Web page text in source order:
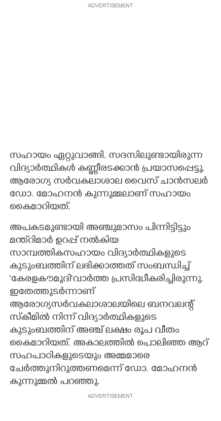
ADVERTISEMENT
സഹായം ഏറ്റുവാങ്ങി. സദസിലുണ്ടായിരുന്ന
വിദ്യാർത്ഥികൾ കണ്ണീരടക്കാൻ പ്രയാസപ്പെട്ടു.
ആരോഗ്യ സർവകലാശാല വൈസ് ചാൻസലർ
ഡോ. മോഹനൻ കുന്നുമ്മലാണ് സഹായം
കൈമാറിയത്.
അപകടമുണ്ടായി അഞ്ചുമാസം പിന്നിട്ടിട്ടും
മന്ത്റിമാർ ഉറപ്പ് നൽകിയ
സാമ്പത്തികസഹായം വിദ്യാർത്ഥികളുടെ
കുടുംബത്തിന് ലഭിക്കാത്തത് സംബന്ധിച്ച്
'കേരളകൗമുദി"വാർത്ത പ്രസിദ്ധീകരിച്ചിരുന്നു.
ഇതേത്തുടർന്നാണ്
ആരോഗ്യസർവകലാശാലയിലെ ബനവലന്റ്
സ്‌കീമിൽ നിന്ന് വിദ്യാർത്ഥികളുടെ
കുടുംബത്തിന് അഞ്ച് ലക്ഷം രൂപ വീതം
കൈമാറിയത്. അകാലത്തിൽ പൊലിഞ്ഞ ആറ്
സഹപാഠികളുടെയും അമ്മമാരെ
ചേർത്തുനിറുത്തണമെന്ന് ഡോ. മോഹനൻ
കുന്നുമ്മൽ പറഞ്ഞു.
ADVERTISEMENT